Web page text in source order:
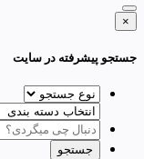
×
جستجو پیشرفته در سایت